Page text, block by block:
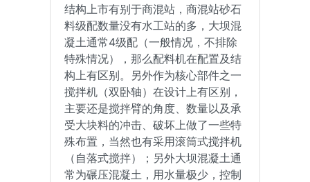
结构上市有别于商混站，商混站砂石
料级配数量没有水工站的多，大坝混
凝土通常4级配（一般情况，不排除
特殊情况），那么配料机在配置及结
构上有区别。另外作为核心部件之一
搅拌机（双卧轴）在设计上有区别，
主要还是搅拌臂的角度、数量以及承
受大块料的冲击、破坏上做了一些特
殊布置，当然也有采用滚筒式搅拌机
（自落式搅拌）；另外大坝混凝土通
常为碾压混凝土，用水量极少，控制